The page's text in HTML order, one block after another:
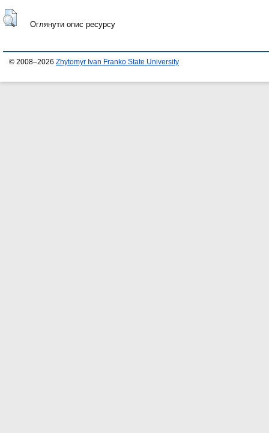
Оглянути опис ресурсу
© 2008–2026 Zhytomyr Ivan Franko State University